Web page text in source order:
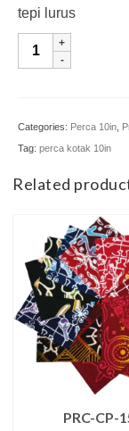
tepi lurus
PRC-
Perca10in
quantity
Categories: Perca 10in
Tag: perca kotak 10in
Related
PRC-CP-